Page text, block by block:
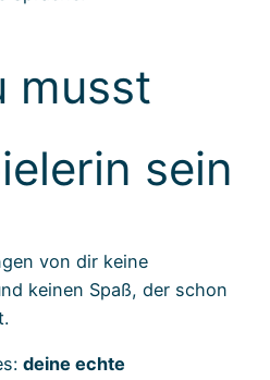
musst
sein
von dir keine
keinen Spaß, der schon
deine echte